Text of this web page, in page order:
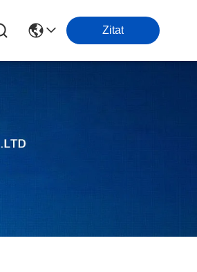
Zitat